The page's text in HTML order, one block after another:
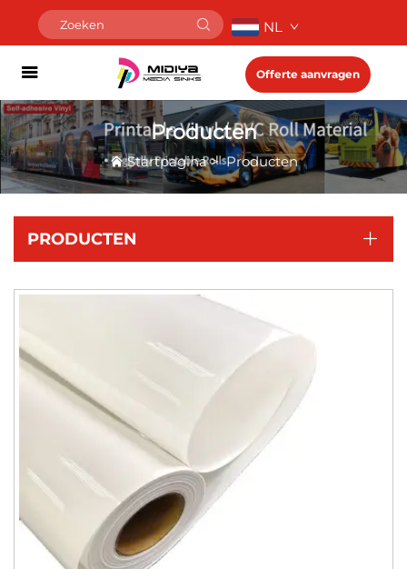
NL
Offerte aanvragen
Producten
Startpagina>Producten
PRODUCTEN